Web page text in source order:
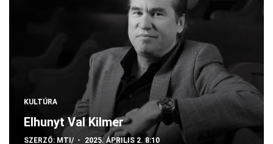
KULTÚRA
Elhunyt Val Kilmer
SZERZŐ: MTI/ 2025. ÁPRILIS 2. 8:10